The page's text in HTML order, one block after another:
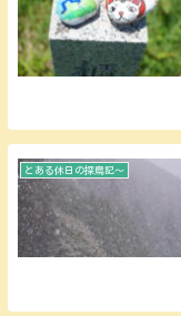
とある休日の探鳥記～